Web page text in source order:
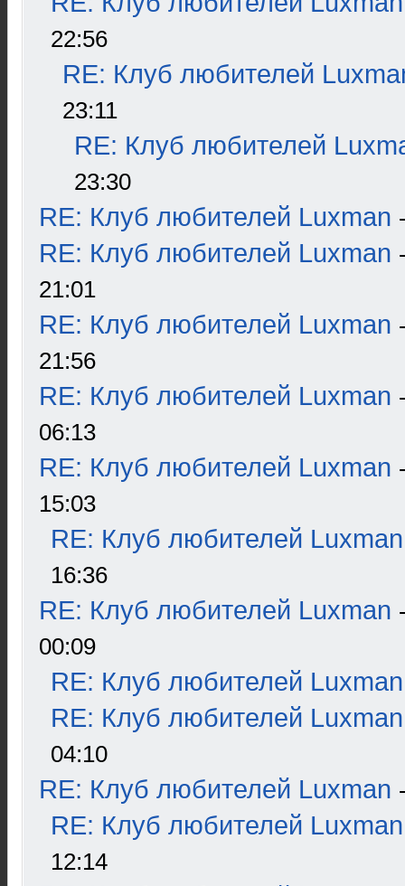
22:56
RE: Клуб любителей
23:11
RE: Клуб любителей
23:30
RE: Клуб любителей Luxman
RE: Клуб любителей Luxman
21:01
RE: Клуб любителей Luxman
21:56
RE: Клуб любителей Luxman
06:13
RE: Клуб любителей Luxman
15:03
RE: Клуб любителей Luxman
16:36
RE: Клуб любителей Luxman
00:09
RE: Клуб любителей Luxman
RE: Клуб любителей Luxman
04:10
RE: Клуб любителей Luxman
RE: Клуб любителей Luxman
12:14